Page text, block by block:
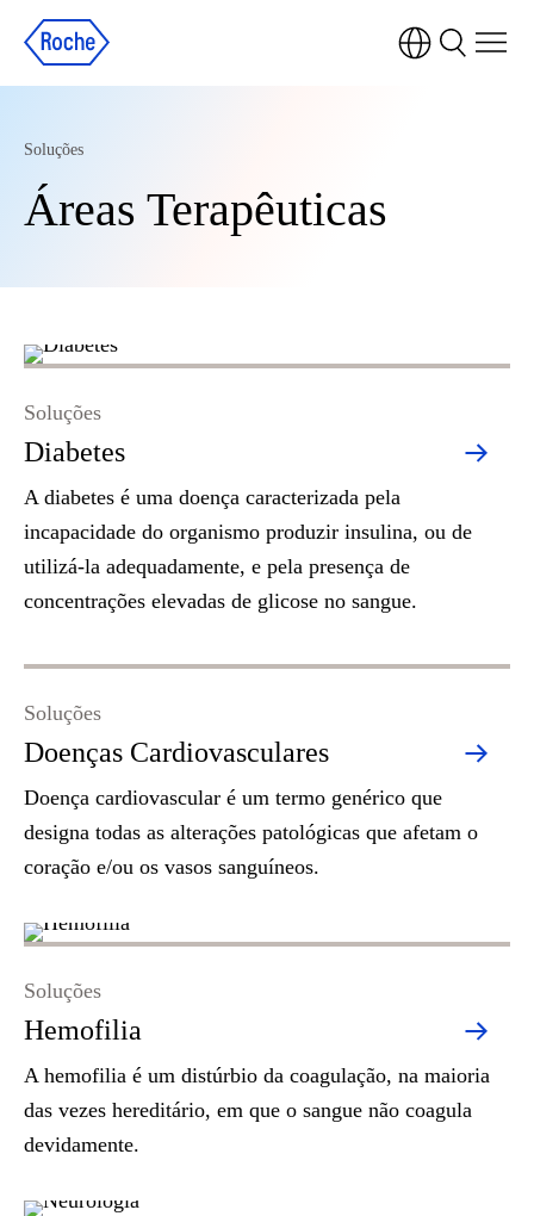
Soluções
Áreas Terapêuticas
Diabetes
Soluções
A diabetes é uma doença caracterizada pela
incapacidade do organismo produzir insulina, ou de
utilizá-la adequadamente, e pela presença de
concentrações elevadas de glicose no sangue.
Doenças Cardiovasculares
Soluções
Doença cardiovascular é um termo genérico que
designa todas as alterações patológicas que afetam o
coração e/ou os vasos sanguíneos.
Hemofilia
Soluções
A hemofilia é um distúrbio da coagulação, na maioria
das vezes hereditário, em que o sangue não coagula
devidamente.